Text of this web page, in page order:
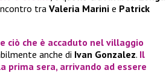
tra Valeria Marini e Patrick
ciò che è accaduto nel villaggio
anche di Ivan Gonzalez. Il
prima sera, arrivando ad essere